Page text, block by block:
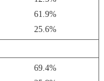
61.9%
25.6%
69.4%